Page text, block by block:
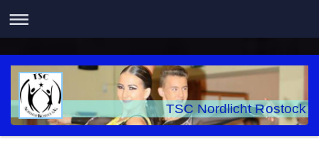
TSC Nordlicht Rostock